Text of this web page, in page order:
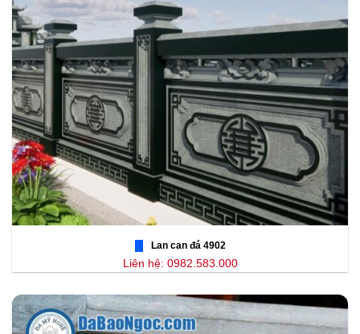
Lan can đá 4902
Liên hệ: 0982.583.000